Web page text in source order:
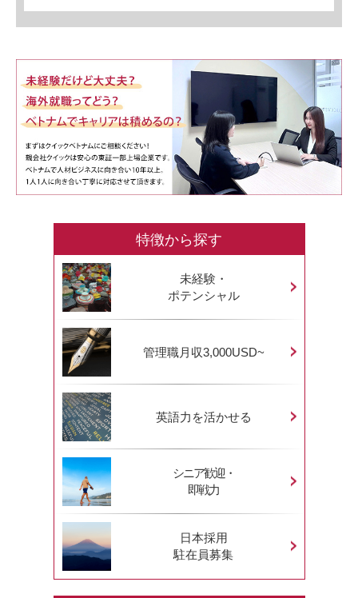
特徴から探す
未経験・
ポテンシャル
管理職月収3,000USD~
英語力を活かせる
シニア歓迎・
即戦力
日本採用
駐在員募集